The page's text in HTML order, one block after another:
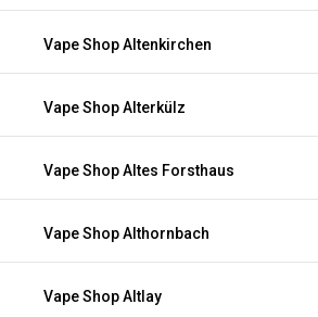
Vape Shop Altenkirchen
Vape Shop Alterkülz
Vape Shop Altes Forsthaus
Vape Shop Althornbach
Vape Shop Altlay